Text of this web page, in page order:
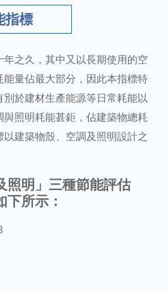
指標
之久，其中又以長期使用的空
量佔最大部分，因此本指標特
於建材生產能源等日常耗能以
照明耗能甚鉅，佔建築物總耗
建築物殼、空調及照明設計之
照明」三種節能評估
所示：